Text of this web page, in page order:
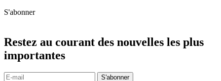
S'abonner
Restez au courant des nouvelles les plus
importantes
S'abonner